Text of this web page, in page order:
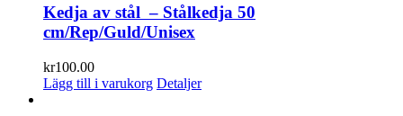
Kedja av stål – Stålkedja 50
cm/Rep/Guld/Unisex
kr100.00
Lägg till i varukorg Detaljer